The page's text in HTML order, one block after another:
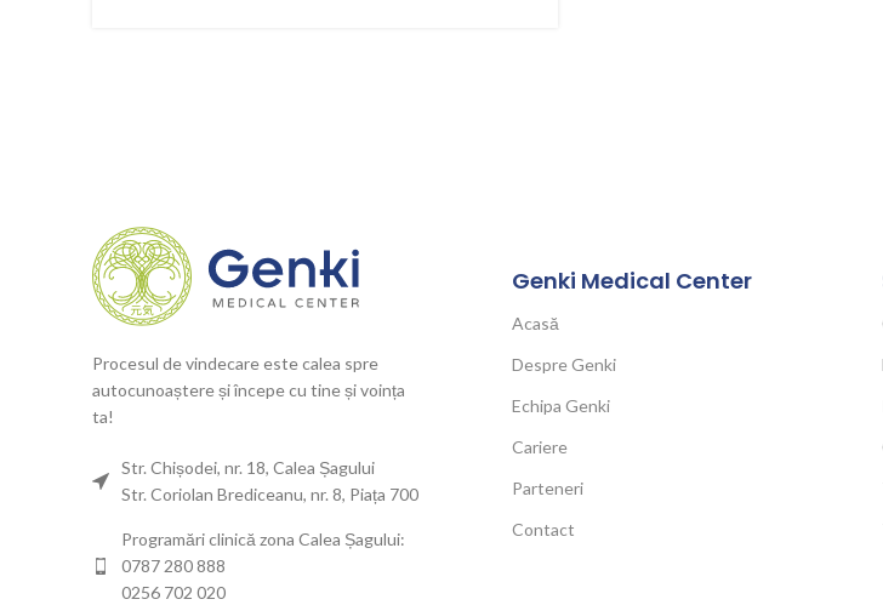
Procesul de vindecare este calea spre
autocunoaștere și începe cu tine și voința
ta!
Str. Chișodei, nr. 18, Calea Șagului
Str. Coriolan Brediceanu, nr. 8, Piața 700
Programări clinică zona Calea Șagului:
0787 280 888
0256 702 020
Genki Medical Center
Acasă
Despre Genki
Echipa Genki
Cariere
Parteneri
Contact